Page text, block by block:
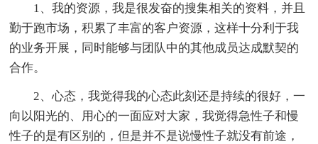
1、我的资源，我是很发奋的搜集相关的资料，并且
勤于跑市场，积累了丰富的客户资源，这样十分利于我
的业务开展，同时能够与团队中的其他成员达成默契的
合作。
2、心态，我觉得我的心态此刻还是持续的很好，一
向以阳光的、用心的一面应对大家，我觉得急性子和慢
性子的是有区别的，但是并不是说慢性子就没有前途，